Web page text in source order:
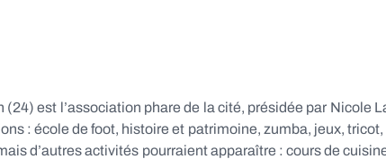
(24) est l’association phare de la cité, présidée par
: école de foot, histoire et patrimoine, zumba, jeux,
d’autres activités pourraient apparaître : cours de